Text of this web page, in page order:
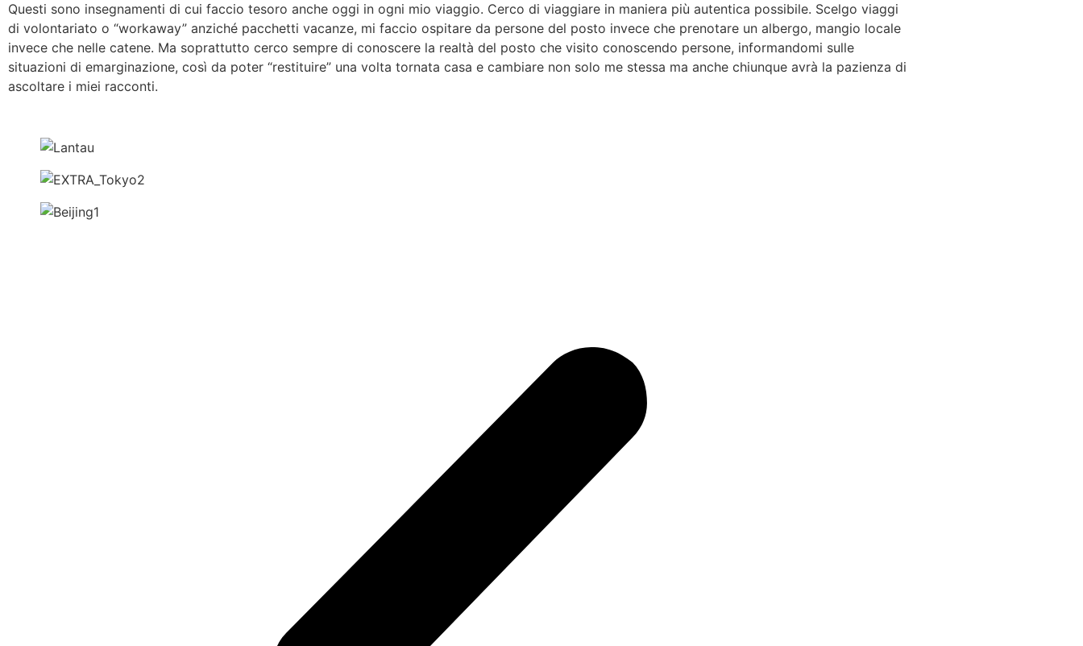
Questi sono insegnamenti di cui faccio tesoro anche oggi in ogni mio viaggio. Cerco di viaggiare in maniera più autentica possibile. Scelgo viaggi
di volontariato o “workaway” anziché pacchetti vacanze, mi faccio ospitare da persone del posto invece che prenotare un albergo, mangio locale
invece che nelle catene. Ma soprattutto cerco sempre di conoscere la realtà del posto che visito conoscendo persone, informandomi sulle
situazioni di emarginazione, così da poter “restituire” una volta tornata casa e cambiare non solo me stessa ma anche chiunque avrà la pazienza di
ascoltare i miei racconti.